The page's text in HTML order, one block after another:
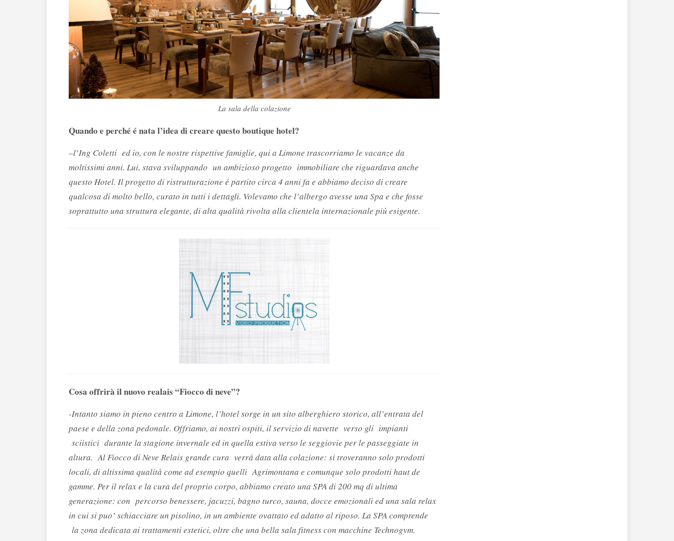
La sala della colazione
Quando e perché é nata l’idea di creare questo boutique hotel?
–l’Ing Coletti ed io, con le nostre rispettive famiglie, qui a Limone trascorriamo le vacanze da
moltissimi anni. Lui, stava sviluppando un ambizioso progetto immobiliare che riguardava anche
questo Hotel. Il progetto di ristrutturazione é partito circa 4 anni fa e abbiamo deciso di creare
qualcosa di molto bello, curato in tutti i dettagli. Volevamo che l’albergo avesse una Spa e che fosse
soprattutto una struttura elegante, di alta qualità rivolta alla clientela internazionale più esigente.
Cosa offrirà il nuovo realais “Fiocco di neve”?
-Intanto siamo in pieno centro a Limone, l’hotel sorge in un sito alberghiero storico, all’entrata del
paese e della zona pedonale. Offriamo, ai nostri ospiti, il servizio di navette verso gli impianti
sciistici durante la stagione invernale ed in quella estiva verso le seggiovie per le passeggiate in
altura. Al Fiocco di Neve Relais grande cura verrá data alla colazione: si troveranno solo prodotti
locali, di altissima qualità come ad esempio quelli Agrimontana e comunque solo prodotti haut de
gamme. Per il relax e la cura del proprio corpo, abbiamo creato una SPA di 200 mq di ultima
generazione: con percorso benessere, jacuzzi, bagno turco, sauna, docce emozionali ed una sala relax
in cui si puo’ schiacciare un pisolino, in un ambiente ovattato ed adatto al riposo. La SPA comprende
la zona dedicata ai trattamenti estetici, oltre che una bella sala fitness con macchine Technogym.